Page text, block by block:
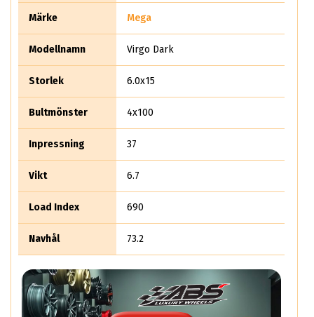
trailer så har mega Wheels ett stort utbud för dig som
Märke Mega
Modellnamn Virgo Dark
Storlek 6.0x15
Bultmönster 4x100
Inpressning 37
Vikt 6.7
Load Index 690
Navhål 73.2